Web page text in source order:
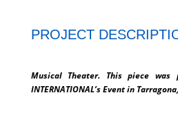
PROJECT
Musical Theater. This piece was
INTERNATIONAL’s Event in